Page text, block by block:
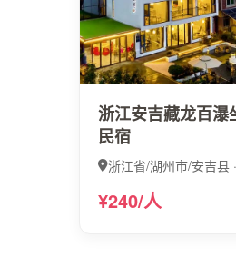
浙江安吉藏龙百瀑
民宿
浙江省/湖州市/安吉县
¥240/人